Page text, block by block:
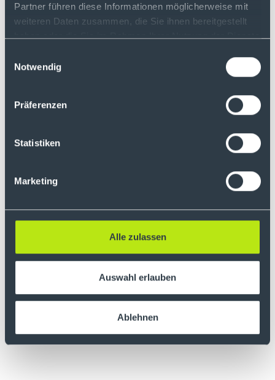
Partner führen diese Informationen möglicherweise mit
weiteren Daten zusammen, die Sie ihnen bereitgestellt
haben oder die Sie im Rahmen Ihrer Nutzung der Dienste
Notwendig
Präferenzen
Statistiken
Marketing
Alle zulassen
Auswahl erlauben
Ablehnen
Verfügung.